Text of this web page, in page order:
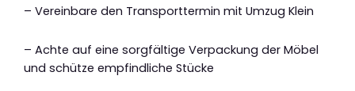
– Vereinbare den Transporttermin mit Umzug Klein
– Achte auf eine sorgfältige Verpackung der Möbel
und schütze empfindliche Stücke